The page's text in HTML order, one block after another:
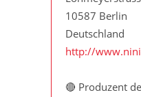
10587 Berlin
Deutschland
http://
🔴 Produzent